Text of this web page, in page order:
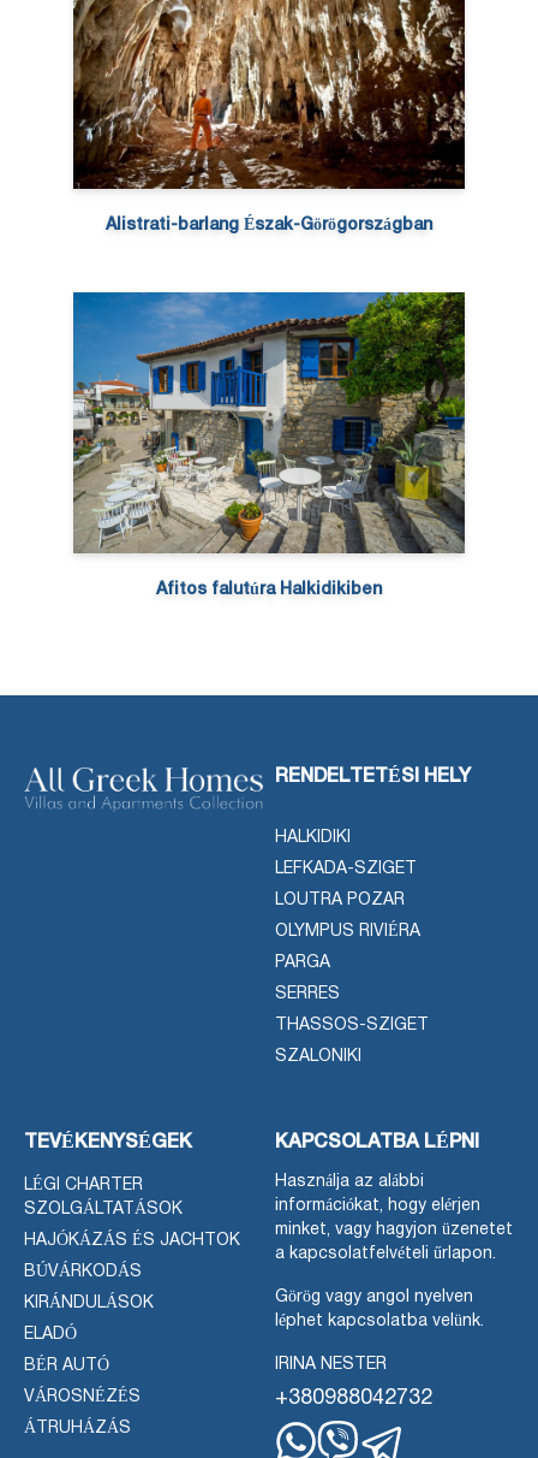
Alistrati-barlang Észak-Görögországban
Afitos falutúra Halkidikiben
RENDELTETÉSI HELY
HALKIDIKI
LEFKADA-SZIGET
LOUTRA POZAR
OLYMPUS RIVIÉRA
PARGA
SERRES
THASSOS-SZIGET
SZALONIKI
TEVÉKENYSÉGEK
LÉGI CHARTER
SZOLGÁLTATÁSOK
HAJÓKÁZÁS ÉS JACHTOK
BÚVÁRKODÁS
KIRÁNDULÁSOK
ELADÓ
BÉR AUTÓ
VÁROSNÉZÉS
ÁTRUHÁZÁS
KAPCSOLATBA LÉPNI
Használja az alábbi
információkat, hogy elérjen
minket, vagy hagyjon üzenetet
a kapcsolatfelvételi űrlapon.
Görög vagy angol nyelven
léphet kapcsolatba velünk.
IRINA NESTER
+380988042732